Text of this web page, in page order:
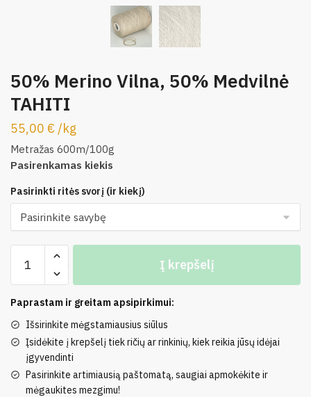
50% Merino Vilna, 50% Medvilnė
TAHITI
55,00 € /kg
Metražas 600m/100g
Pasirenkamas kiekis
Pasirinkti ritės svorį (ir kiekį)
kiekis:
50%
Merino
Vilna,
50%
Medvilnė
TAHITI
Į krepšelį
Paprastam ir greitam apsipirkimui:
Išsirinkite mėgstamiausius siūlus
Įsidėkite į krepšelį tiek ričių ar rinkinių, kiek reikia jūsų idėjai
įgyvendinti
Pasirinkite artimiausią paštomatą, saugiai apmokėkite ir
mėgaukites mezgimu!